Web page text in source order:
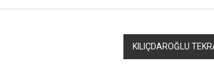
KILIÇDAROĞLU